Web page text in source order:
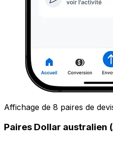
Affichage de 8 paires de
Paires Dollar australien